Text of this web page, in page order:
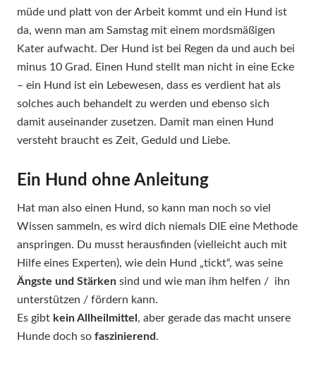
müde und platt von der Arbeit kommt und ein Hund ist
da, wenn man am Samstag mit einem mordsmäßigen
Kater aufwacht. Der Hund ist bei Regen da und auch bei
minus 10 Grad. Einen Hund stellt man nicht in eine Ecke
– ein Hund ist ein Lebewesen, dass es verdient hat als
solches auch behandelt zu werden und ebenso sich
damit auseinander zusetzen. Damit man einen Hund
versteht braucht es Zeit, Geduld und Liebe.
Ein Hund ohne Anleitung
Hat man also einen Hund, so kann man noch so viel
Wissen sammeln, es wird dich niemals DIE eine Methode
anspringen. Du musst herausfinden (vielleicht auch mit
Hilfe eines Experten), wie dein Hund „tickt“, was seine
Ängste und Stärken sind und wie man ihm helfen / ihn
unterstützen / fördern kann.
Es gibt kein Allheilmittel , aber gerade das macht unsere
Hunde doch so faszinierend.